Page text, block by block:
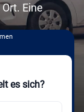
Eine
es sich?